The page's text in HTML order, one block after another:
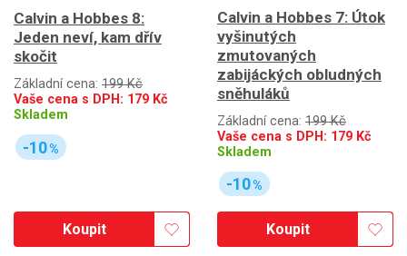
Calvin a Hobbes 8:
Jeden neví, kam dřív
skočit
Základní cena: 199 Kč
Vaše cena s DPH: 179 Kč
Skladem
-10%
Koupit
Calvin a Hobbes 7: Útok
vyšinutých
zmutovaných
zabijáckých obludných
sněhuláků
Základní cena: 199 Kč
Vaše cena s DPH: 179 Kč
Skladem
-10%
Koupit